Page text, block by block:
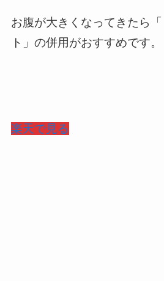
お腹が大きくなってきたら
ト」の併用がおすすめです。
楽天で見る